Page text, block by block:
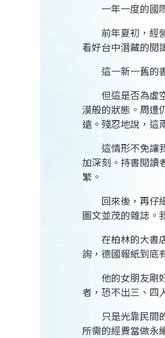
一年一度的國際
前年夏初，經營
看好台中潛藏的閱
這一新一舊的書
但這是否為虛空
漠般的狀態。周遭
遠。殘忍地說，這
這情形不免讓我
加深刻。持書閱讀
繁。
回來後，再仔細
圖文並茂的雜誌。
在柏林的大書店
詢，德國報紙到底
他的女朋友剛好
者，恐不出三、四
只是光靠民間的
所需的經費當做永